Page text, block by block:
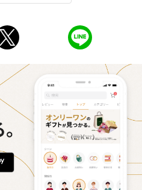
リを同梱してお届けいたしま
っとうまみ チーズ
しょっつるナ